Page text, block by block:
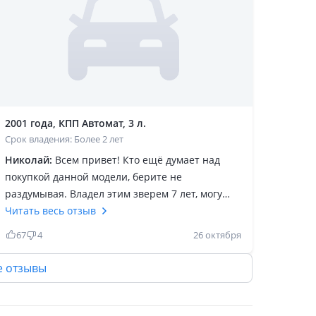
2001 года, КПП Автомат, 3 л.
Срок владения: Более 2 лет
Николай: Всем привет! Кто ещё думает над
покупкой данной модели, берите не
раздумывая. Владел этим зверем 7 лет, могу
сказать, что это отличный кроссовер за такие
деньги. Тачка пушка, двигатель мощный,
неприхотливый. Коробка выносливая,
Читать весь отзыв
67 4 26 октября
отзывы